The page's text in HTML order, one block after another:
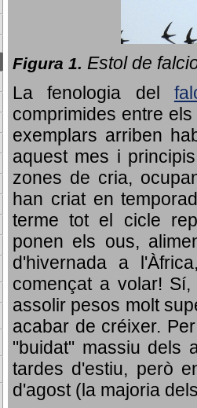
Figura 1. Estol de
La fenologia del
comprimides entre
exemplars arriben
aquest mes i
zones de cria,
han criat en
terme tot el cicle
ponen els ous,
d'hivernada a
començat a volar!
assolir pesos molt
acabar de créixer.
"buidat" massiu dels
tardes d'estiu, però
d'agost (la majoria